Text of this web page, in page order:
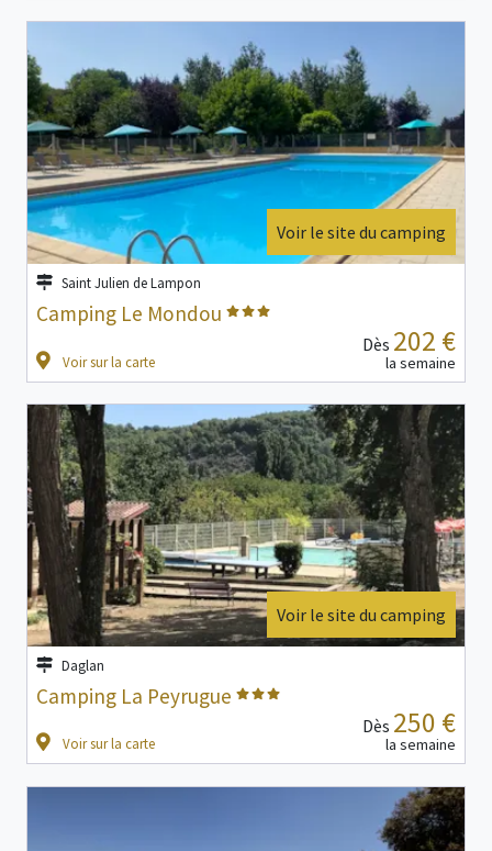
Voir le site du camping
Saint Julien de Lampon
Camping Le Mondou
Voir sur la carte
Dès 202 €
la semaine
Voir le site du camping
Daglan
Camping La Peyrugue
Voir sur la carte
Dès 250 €
la semaine